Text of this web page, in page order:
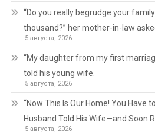
“Do you really begrudge your
thousand?” her mother-in-law
5 августа, 2026
“My daughter from my first
told his young wife.
5 августа, 2026
“Now This Is Our Home! You Have
Husband Told His Wife—and Soon
5 августа, 2026